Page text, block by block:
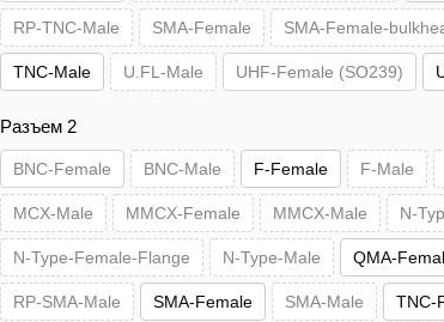
RP-TNC-Male SMA-Female SMA-Female-
TNC-Male U.FL-Male UHF-Female (SO239)
Разъем 2
BNC-Female BNC-Male F-Female F-Male
MCX-Male MMCX-Female MMCX-Male N-
N-Type-Female-Flange N-Type-Male QMA-
RP-SMA-Male SMA-Female SMA-Male TNC-